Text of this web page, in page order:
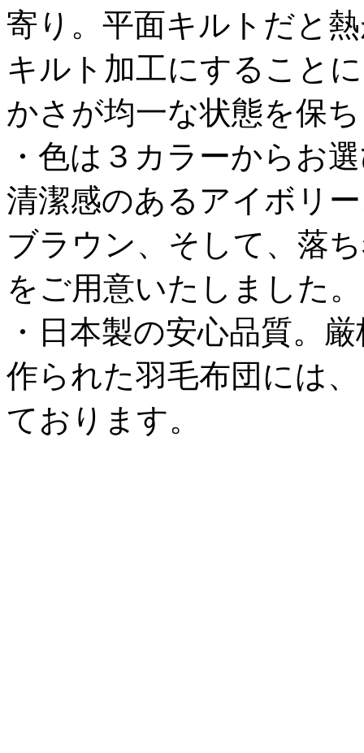
寄り。平面キルトだと
キルト加工にすること
かさが均一な状態を保
・色は３カラーからお
清潔感のあるアイボリ
ブラウン、そして、落
をご用意いたしました
・日本製の安心品質。
作られた羽毛布団には
ております。